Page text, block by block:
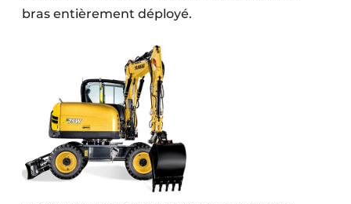
bras entièrement déployé.